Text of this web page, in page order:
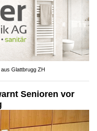
Glattbrugg ZH
Senioren vor